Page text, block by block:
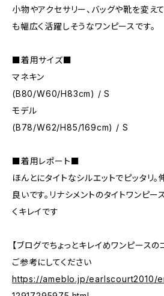
小物やアクセサリー、バッグや靴を変え
も幅広く活躍しそうなワンピースです。
■着用サイズ■
マネキン
(B80/W60/H83cm) / S
モデル
(B78/W62/H85/169cm) / S
■着用レポート■
ほんとにタイトなシルエットでピッタリ
良いです。リナシメントのタイトワンピ
くキレイです
【ブログでちょっとキレイめワンピースの
ご参考にしてください
https://ameblo.jp/earlscourt2010/